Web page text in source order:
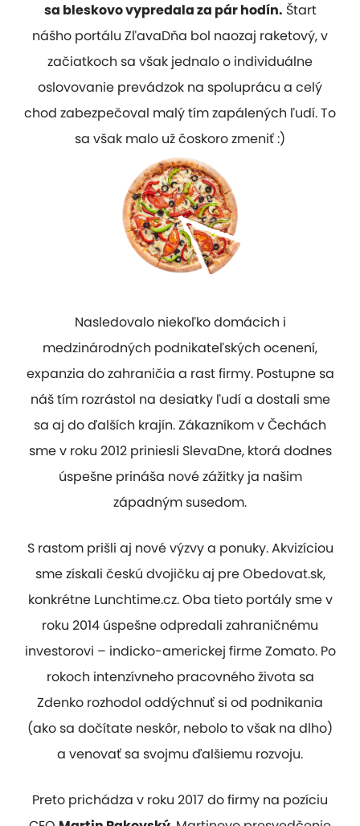
sa bleskovo vypredala za pár hodín. Štart
nášho portálu ZľavaDňa bol naozaj raketový, v
začiatkoch sa však jednalo o individuálne
oslovovanie prevádzok na spoluprácu a celý
chod zabezpečoval malý tím zapálených ľudí. To
sa však malo už čoskoro zmeniť :)
Nasledovalo niekoľko domácich i
medzinárodných podnikateľských ocenení,
expanzia do zahraničia a rast firmy. Postupne sa
náš tím rozrástol na desiatky ľudí a dostali sme
sa aj do ďalších krajín. Zákazníkom v Čechách
sme v roku 2012 priniesli SlevaDne, ktorá dodnes
úspešne prináša nové zážitky ja našim
západným susedom.
S rastom prišli aj nové výzvy a ponuky. Akvizíciou
sme získali českú dvojičku aj pre Obedovat.sk,
konkrétne Lunchtime.cz. Oba tieto portály sme v
roku 2014 úspešne odpredali zahraničnému
investorovi – indicko-americkej firme Zomato. Po
rokoch intenzívneho pracovného života sa
Zdenko rozhodol oddýchnuť si od podnikania
(ako sa dočítate neskôr, nebolo to však na dlho)
a venovať sa svojmu ďalšiemu rozvoju.
Preto prichádza v roku 2017 do firmy na pozíciu